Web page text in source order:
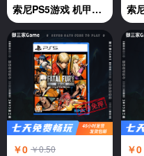
索尼PS5游戏 机甲战魔 神话之裔 恶魔机甲 中文
￥0 ￥0.50 ￥0